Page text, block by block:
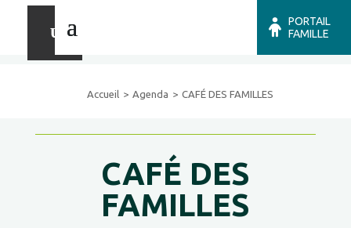
PORTAIL
FAMILLE
Accueil Agenda CAFÉ DES FAMILLES
CAFÉ DES
FAMILLES